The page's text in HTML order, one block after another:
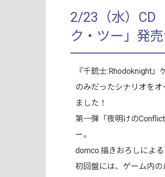
2/23（水）CD
ク・ツー」発売
『千銃士:Rhodoknight
のみだったシナリオを
ました！
第一弾「夜明けの
ー。
domco.描きおろしによ
初回盤には、ゲーム内